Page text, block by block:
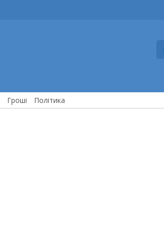
Гроші Політика